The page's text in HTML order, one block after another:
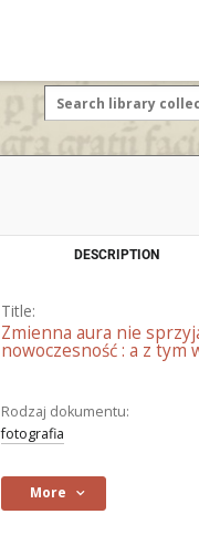
DESCRIPTION
Title:
Zmienna aura nie
nowoczesność : a z tym
Rodzaj dokumentu:
fotografia
More